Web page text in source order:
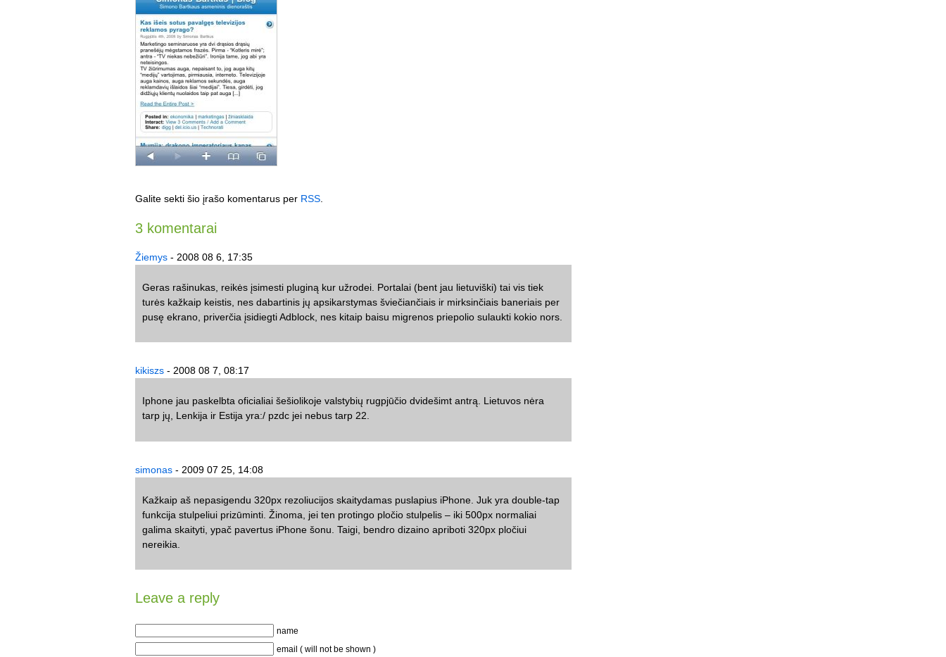
Galite sekti šio įrašo komentarus per RSS
3 komentarai
Žiemys - 2008 08 6, 17:35
Geras rašinukas, reikės įsimesti pluginą kur užrodei. Portalai (bent jau lietuviški) tai vis tiek
turės kažkaip keistis, nes dabartinis jų apsikarstymas šviečiančiais ir mirksinčiais baneriais per
pusę ekrano, priverčia įsidiegti Adblock, nes kitaip baisu migrenos priepolio sulaukti kokio nors.
kikiszs - 2008 08 7, 08:17
Iphone jau paskelbta oficialiai šešiolikoje valstybių rugpjūčio dvidešimt antrą. Lietuvos nėra
tarp jų, Lenkija ir Estija yra:/ pzdc jei nebus tarp 22.
simonas - 2009 07 25, 14:08
Kažkaip aš nepasigendu 320px rezoliucijos skaitydamas puslapius iPhone. Juk yra double-tap
funkcija stulpeliui prizūminti. Žinoma, jei ten protingo pločio stulpelis – iki 500px normaliai
galima skaityti, ypač pavertus iPhone šonu. Taigi, bendro dizaino apriboti 320px pločiui
nereikia.
Leave a reply
name
email ( will not be shown )